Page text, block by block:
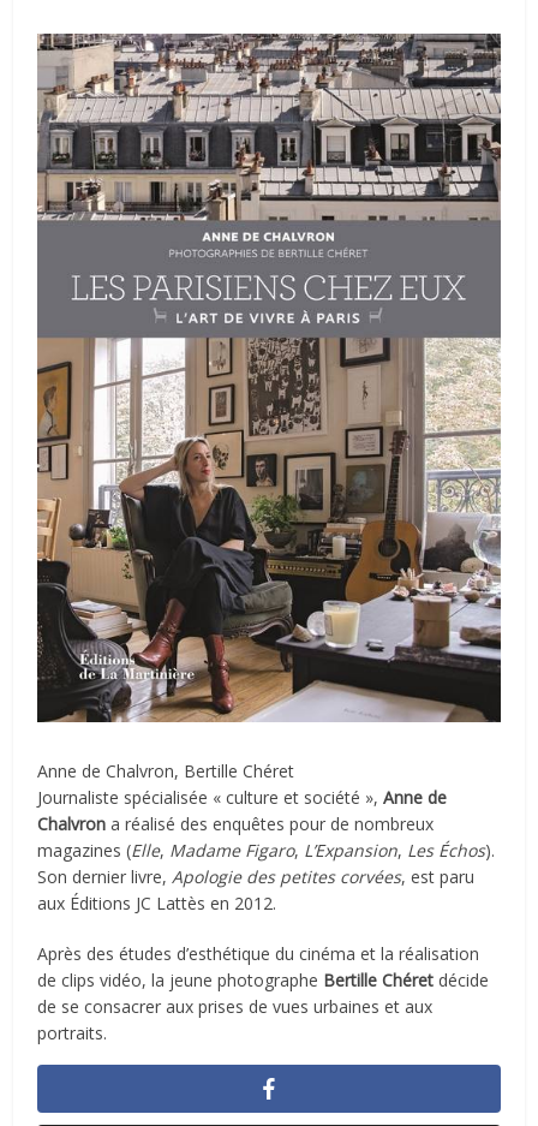
Anne de Chalvron, Bertille Chéret
Journaliste spécialisée « culture et société »,Anne de
Chalvron a réalisé des enquêtes pour de nombreux
magazines (Elle, Madame Figaro, L’Expansion, Les Échos).
Son dernier livre, Apologie des petites corvées, est paru
aux Éditions JC Lattès en 2012.
Après des études d’esthétique du cinéma et la réalisation
de clips vidéo, la jeune photographe Bertille Chéret décide
de se consacrer aux prises de vues urbaines et aux
portraits.